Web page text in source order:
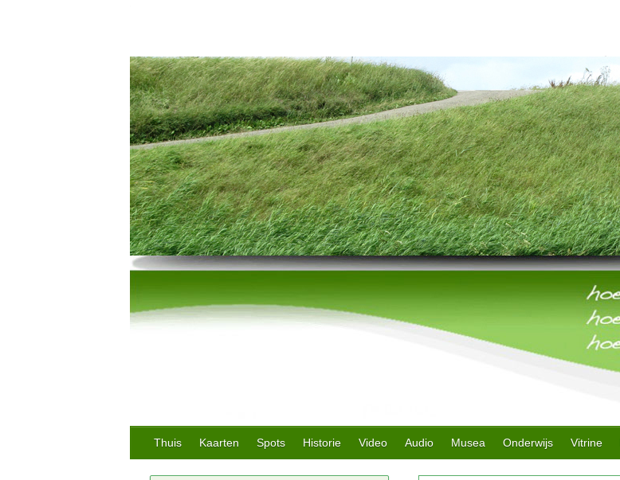
Thuis Kaarten Spots Historie Video Audio Musea Onderwijs Vitrine